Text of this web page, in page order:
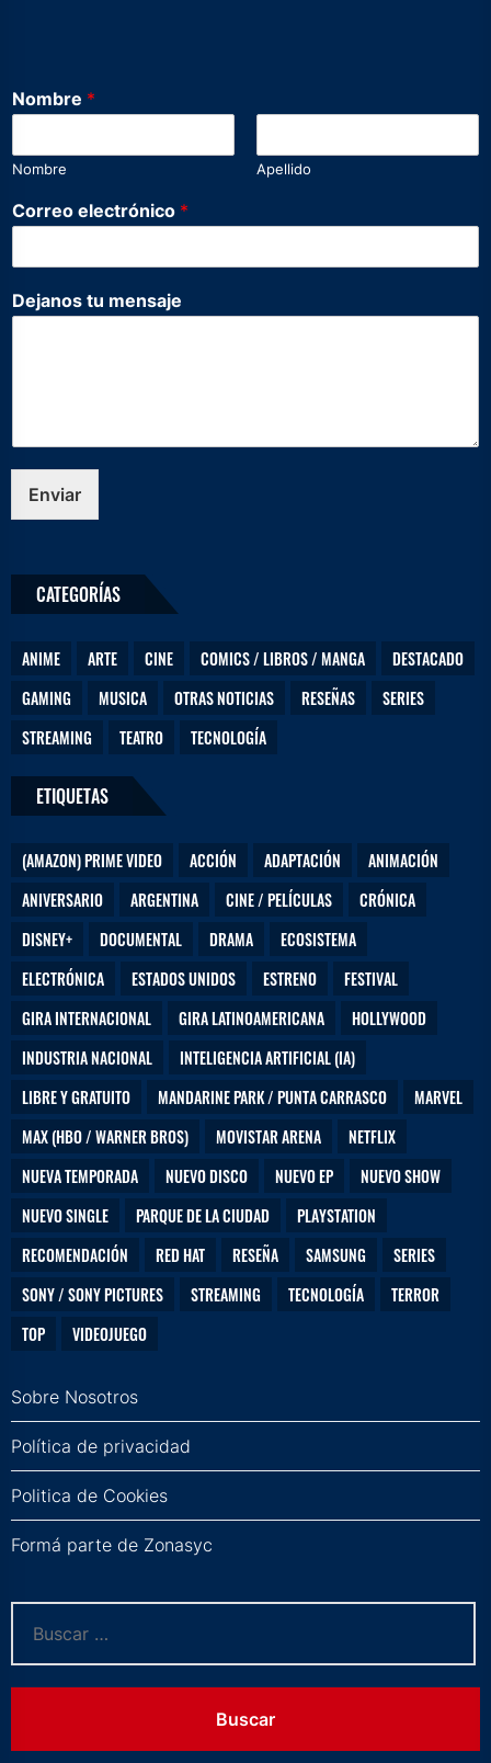
Nombre *
Nombre Apellido
Correo electrónico *
e
l
n
i
r
e
Dejanos tu mensaje
Enviar
CATEGORÍAS
ANIME ARTE CINE COMICS / LIBROS / MANGA
DESTACADO
GAMING
MUSICA OTRAS NOTICIAS RESEÑAS
SERIES
STREAMING
TEATRO TECNOLOGÍA
ETIQUETAS
(AMAZON) PRIME VIDEO ACCIÓN ADAPTACIÓN
ANIMACIÓN
ANIVERSARIO
ARGENTINA CINE / PELÍCULAS
CRÓNICA
DISNEY+
DOCUMENTAL DRAMA
ECOSISTEMA
ELECTRÓNICA
ESTADOS UNIDOS ESTRENO
FESTIVAL
GIRA INTERNACIONAL
GIRA LATINOAMERICANA
HOLLYWOOD
INDUSTRIA NACIONAL
INTELIGENCIA ARTIFICIAL (IA)
LIBRE Y GRATUITO
MANDARINE PARK / PUNTA CARRASCO
MARVEL
MAX (HBO / WARNER BROS)
MOVISTAR ARENA
NETFLIX
NUEVA TEMPORADA
NUEVO DISCO NUEVO EP
NUEVO SHOW
NUEVO SINGLE
PARQUE DE LA CIUDAD
PLAYSTATION
RECOMENDACIÓN
RED HAT RESEÑA SAMSUNG
SERIES
SONY / SONY PICTURES
STREAMING TECNOLOGÍA
TERROR
TOP
VIDEOJUEGO
Sobre Nosotros
Política de privacidad
Politica de Cookies
Formá parte de Zonasyc